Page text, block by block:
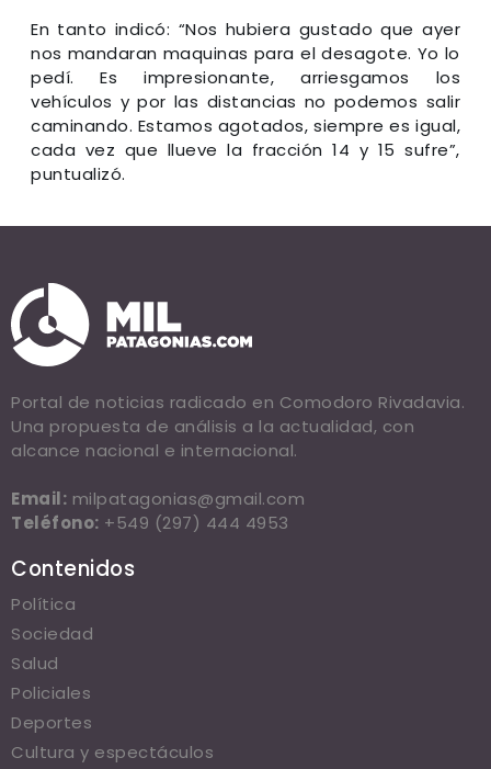
En tanto indicó: “Nos hubiera gustado que ayer
nos mandaran maquinas para el desagote. Yo lo
pedí. Es impresionante, arriesgamos los
vehículos y por las distancias no podemos salir
caminando. Estamos agotados, siempre es igual,
cada vez que llueve la fracción 14 y 15 sufre”,
puntualizó.
Portal de noticias radicado en Comodoro Rivadavia.
Una propuesta de análisis a la actualidad, con
alcance nacional e internacional.
Email: milpatagonias@gmail.com
Teléfono: +549 (297) 444 4953
Contenidos
Política
Sociedad
Salud
Policiales
Deportes
Cultura y espectáculos